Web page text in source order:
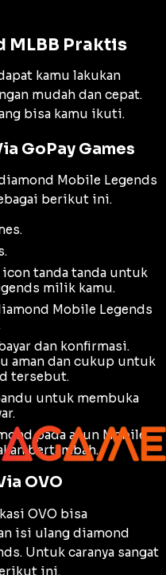
MLBB Praktis
kamu lakukan
mudah dan cepat.
bisa kamu ikuti.
GoPay Games
Mobile Legends
berikut ini.
tanda tanda untuk
milik kamu.
Mobile Legends
dan konfirmasi.
aman dan cukup untuk
tersebut.
untuk membuka
pada akun Mobile
bertambah.
OVO
OVO bisa
isi ulang diamond
Untuk caranya sangat
ini.